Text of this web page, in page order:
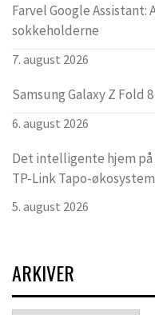
Farvel Google
sokkeholderne
7. august 2026
Samsung Galaxy Z
6. august 2026
Det intelligente hjem
TP-Link Tapo-
5. august 2026
ARKIVER